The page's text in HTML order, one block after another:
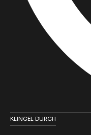
KLINGEL DURCH